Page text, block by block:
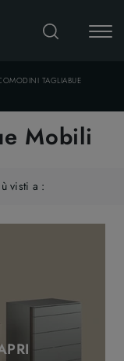
TAGLIABUE
Mobili
visti a :